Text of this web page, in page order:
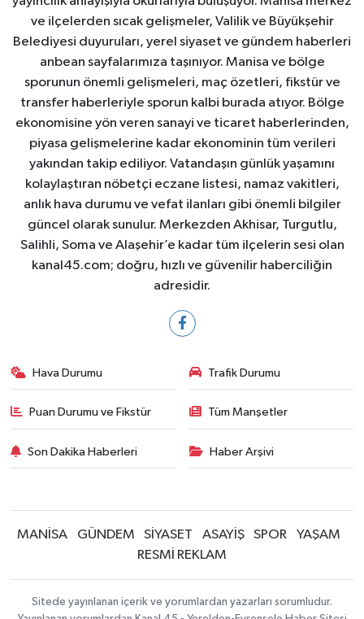
ve ilçelerden sıcak gelişmeler, Valilik ve Büyükşehir
Belediyesi duyuruları, yerel siyaset ve gündem haberleri
anbean sayfalarımıza taşınıyor. Manisa ve bölge
sporunun önemli gelişmeleri, maç özetleri, fikstür ve
transfer haberleriyle sporun kalbi burada atıyor. Bölge
ekonomisine yön veren sanayi ve ticaret haberlerinden,
piyasa gelişmelerine kadar ekonominin tüm verileri
yakından takip ediliyor. Vatandaşın günlük yaşamını
kolaylaştıran nöbetçi eczane listesi, namaz vakitleri,
anlık hava durumu ve vefat ilanları gibi önemli bilgiler
güncel olarak sunulur. Merkezden Akhisar, Turgutlu,
Salihli, Soma ve Alaşehir’e kadar tüm ilçelerin sesi olan
kanal45.com; doğru, hızlı ve güvenilir haberciliğin
adresidir.
Hava Durumu Trafik Durumu
Puan Durumu ve Fikstür Tüm Manşetler
Son Dakika Haberleri Haber Arşivi
MANİSA GÜNDEM SİYASET ASAYİŞ SPOR
YAŞAM
RESMİ REKLAM
Sitede yayınlanan içerik ve yorumlardan yazarları sorumludur.